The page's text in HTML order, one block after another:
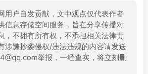
用户自发贡献，文中观点仅代表作者
信息存储空间服务，旨在分享传播对
，不拥有所有权，不承担相关法律责
涉嫌抄袭侵权/违法违规的内容请发送
举报，一经查实，将立刻删